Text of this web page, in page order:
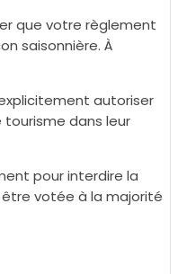
que votre règlement
saisonnière. À
autoriser
dans leur
pour interdire la
votée à la majorité